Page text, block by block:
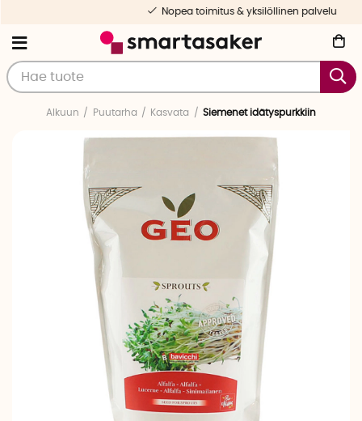
Nopea toimitus & yksilöllinen palvelu
Alkuun Puutarha Kasvata Siemenet idätyspurkkiin